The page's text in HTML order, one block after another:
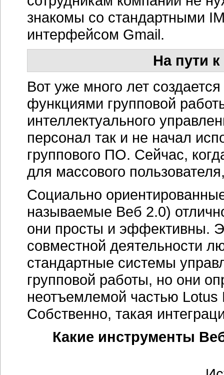
знакомы со стандартными
интерфейсом Gmail.
На пути
Вот уже много лет
функциями групповой
интеллектуального
персонал так и не начал
группового ПО. Сейчас,
для массового
Социально
называемые Веб 2.0)
они просты и эффективны.
совместной деятельности
стандартные системы
групповой работы, но они
неотъемлемой частью Lotus
Собственно, такая
Какие инструменты